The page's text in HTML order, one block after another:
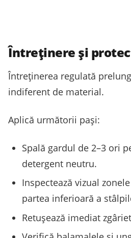
Întreținere și
Întreținerea regulată
indiferent de material.
Aplică următorii pași:
Spală gardul de 2–3 ori
detergent neutru.
Inspectează vizual
partea inferioară a
Retușează imediat